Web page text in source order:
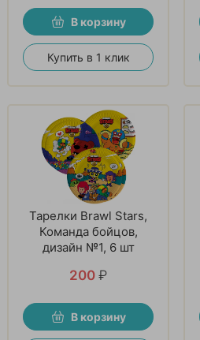
В корзину
Купить в 1 клик
Тарелки Brawl Stars,
Команда бойцов,
дизайн №1, 6 шт
200 ₽
В корзину